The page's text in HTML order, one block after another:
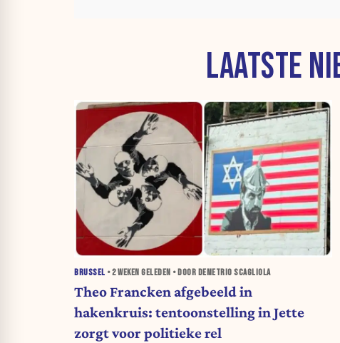
LAATSTE
BRUSSEL •2 WEKEN GELEDEN • DOOR DEMETRIO SCAGLIOLA
Theo Francken afgebeeld in
hakenkruis: tentoonstelling in Jette
zorgt voor politieke rel